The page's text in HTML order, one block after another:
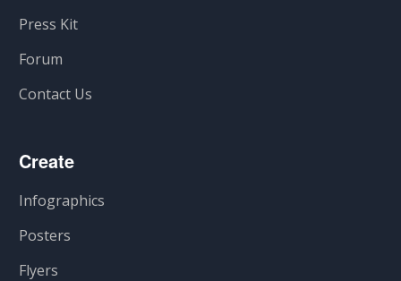
Press Kit
Forum
Contact Us
Create
Infographics
Posters
Flyers